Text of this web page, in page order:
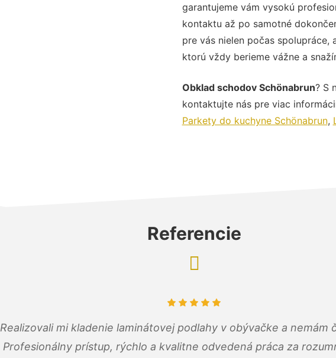
garantujeme vám vysokú
kontaktu až po samotné
pre vás nielen počas spolupráce,
ktorú vždy berieme vážne a
Obklad schodov Schönabrun? S
kontaktujte nás pre viac
Parkety do kuchyne Schönabrun,
Referencie
Realizovali mi kladenie laminátovej podlahy v obývačke a nemám
Profesionálny prístup, rýchlo a kvalitne odvedená práca za